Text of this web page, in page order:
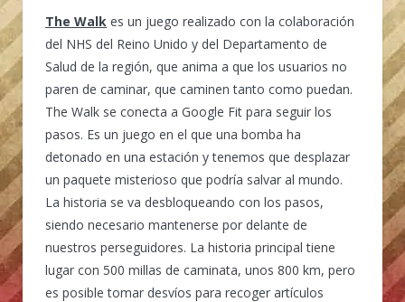
The Walk es un juego realizado con la colaboración
del NHS del Reino Unido y del Departamento de
Salud de la región, que anima a que los usuarios no
paren de caminar, que caminen tanto como puedan.
The Walk se conecta a Google Fit para seguir los
pasos. Es un juego en el que una bomba ha
detonado en una estación y tenemos que desplazar
un paquete misterioso que podría salvar al mundo.
La historia se va desbloqueando con los pasos,
siendo necesario mantenerse por delante de
nuestros perseguidores. La historia principal tiene
lugar con 500 millas de caminata, unos 800 km, pero
es posible tomar desvíos para recoger artículos